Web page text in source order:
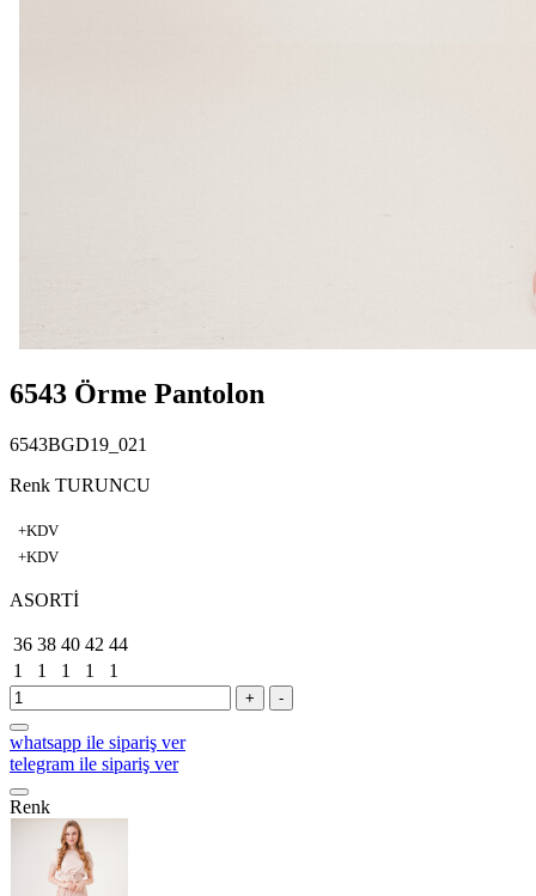
6543 Örme Pantolon
6543BGD19_021
Renk TURUNCU
+KDV
+KDV
ASORTİ
36 38 40 42 44
1
1 1 1 1
+ -
whatsapp ile sipariş ver
telegram ile sipariş ver
Renk